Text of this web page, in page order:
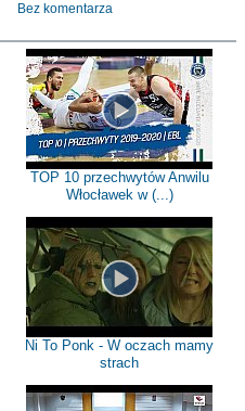
Bez komentarza
TOP 10 przechwytów Anwilu
Włocławek w (...)
Ni To Ponk - W oczach mamy
strach